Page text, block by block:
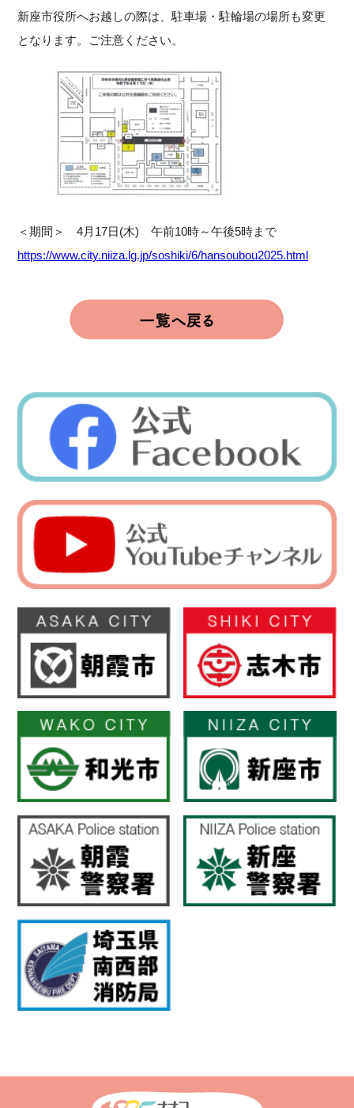
新座市役所へお越しの際は、駐車場・駐輪場の場所も変更
となります。ご注意ください。
＜期間＞ 4月17日(木) 午前10時～午後5時まで
https://www.city.niiza.lg.jp/soshiki/6/hansoubou2025.html